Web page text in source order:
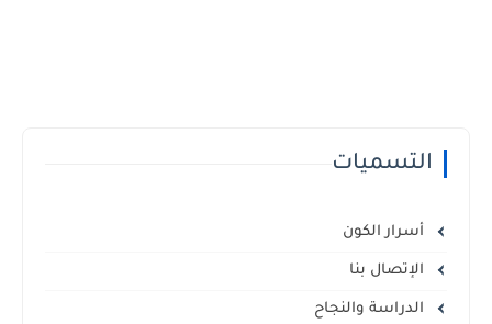
التسميات
أسرار الكون
الإتصال بنا
الدراسة والنجاح